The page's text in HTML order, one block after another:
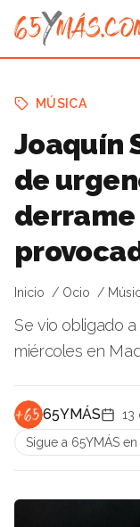
MÚSICA
Joaquín
de
Inicio Ocio
Se vio obligado
miércoles en
65YMÁS
13
Sigue a 65YMÁS